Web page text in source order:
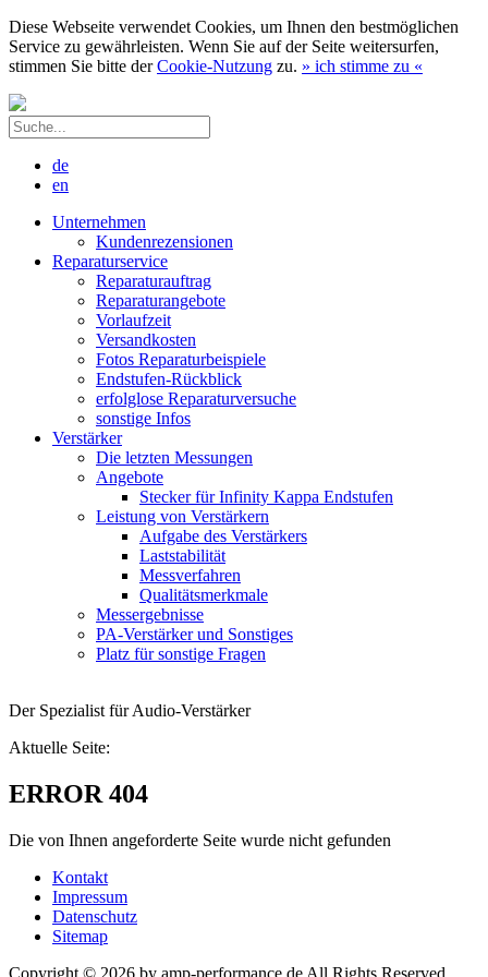
Diese Webseite verwendet Cookies, um Ihnen den bestmöglichen
Service zu gewährleisten. Wenn Sie auf der Seite weitersurfen,
stimmen Sie bitte derCookie-Nutzung zu. » ich stimme zu «
de
en
Unternehmen
Kundenrezensionen
Reparaturservice
Reparaturauftrag
Reparaturangebote
Vorlaufzeit
Versandkosten
Fotos Reparaturbeispiele
Endstufen-Rückblick
erfolglose Reparaturversuche
sonstige Infos
Verstärker
Die letzten Messungen
Angebote
Stecker für Infinity Kappa Endstufen
Leistung von Verstärkern
Aufgabe des Verstärkers
Laststabilität
Messverfahren
Qualitätsmerkmale
Messergebnisse
PA-Verstärker und Sonstiges
Platz für sonstige Fragen
Der Spezialist für Audio-Verstärker
Aktuelle Seite:
ERROR 404
Die von Ihnen angeforderte Seite wurde nicht gefunden
Kontakt
Impressum
Datenschutz
Sitemap
Copyright © 2026 by amp-performance.de All Rights Reserved.